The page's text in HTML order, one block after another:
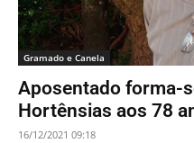
Gramado e Canela
Aposentado forma-
Hortênsias aos 78
16/12/2021 09:18